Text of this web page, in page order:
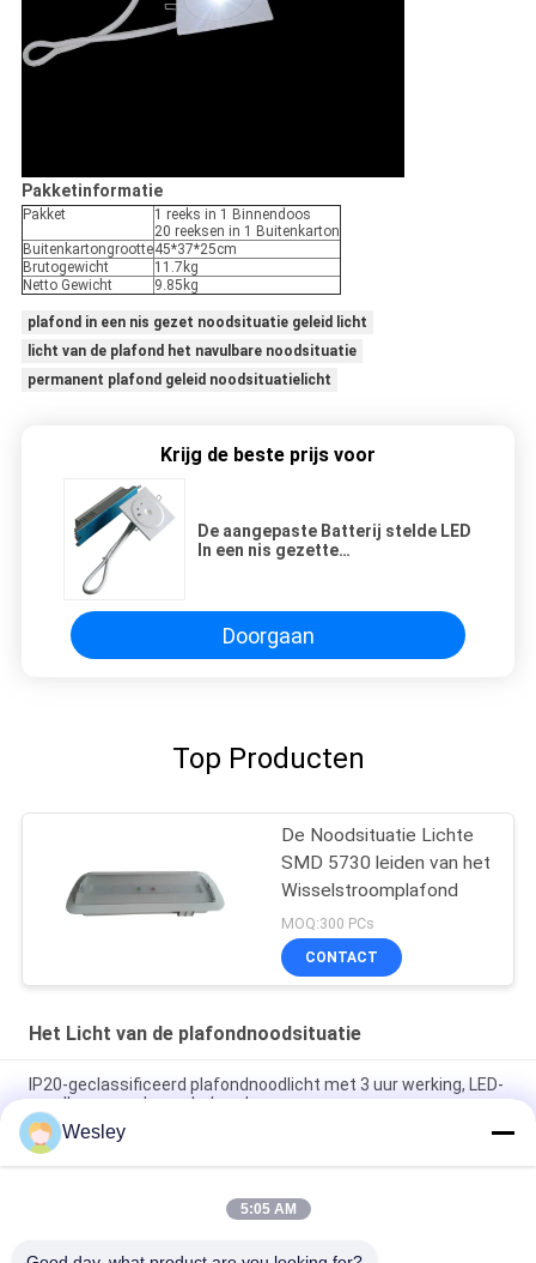
Pakketinformatie
Pakket
1 reeks in 1 Binnendoos
20 reeksen in 1 Buitenkarton
Buitenkartongrootte45*37*25cm
Brutogewicht
11.7kg
Netto Gewicht
9.85kg
plafond in een nis gezet noodsituatie geleid licht
licht van de plafond het navulbare noodsituatie
permanent plafond geleid noodsituatielicht
Krijg de beste prijs voor
De aangepaste Batterij stelde LED
In een nis gezette
Doorgaan
Top Producten
De Noodsituatie Lichte
SMD 5730 leiden van het
Wisselstroomplafond
MOQ:300 PCs
CONTACT
Het Licht van de plafondnoodsituatie
IP20-geclassificeerd plafondnoodlicht met 3 uur werking, LED-
noodlamp zonder onderhoud
Brand - vertrager In een nis gezette van de LED Lichte 3
Urenverrichting Plafondnoodsituatie
3 uur autonomie Li-ion batterij bediend brandwerend ABS
Wesley
5:05 AM